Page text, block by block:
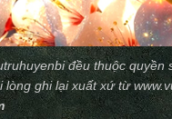
đều thuộc
lòng ghi lại xuất xứ từ